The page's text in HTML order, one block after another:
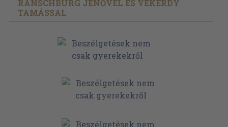
RANSCHBURG JENŐVEL ÉS VEKERDY
TAMÁSSAL